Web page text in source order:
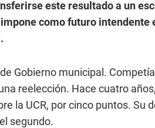
este resultado a un
como futuro
Gobierno municipal.
reelección. Hace cuatro
la UCR, por cinco puntos. Su
segundo.